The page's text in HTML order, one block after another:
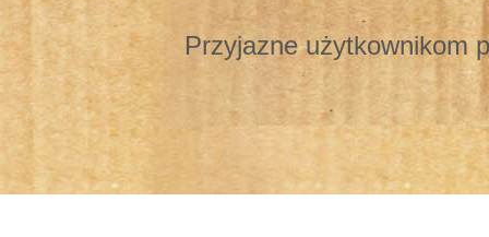
Przyjazne użytkownikom